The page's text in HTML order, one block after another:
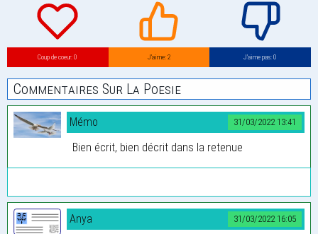
Coup de coeur: 0 J’aime: 2 J’aime pas: 0
Commentaires Sur La Poesie
31/03/2022 13:41
Mémo
Bien écrit, bien décrit dans la retenue
31/03/2022 16:05
Anya